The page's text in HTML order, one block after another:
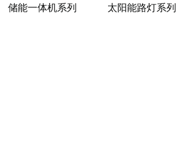
储能一体机系列 太阳能路灯系列